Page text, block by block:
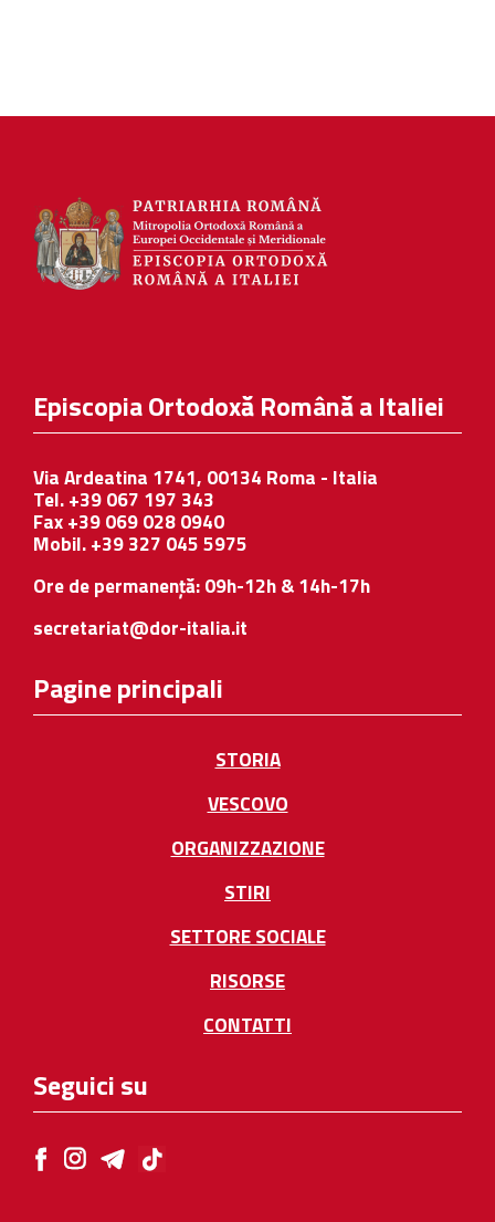
Episcopia Ortodoxă Română a Italiei
Via Ardeatina 1741, 00134 Roma - Italia
Tel. +39 067 197 343
Fax +39 069 028 0940
Mobil. +39 327 045 5975
Ore de permanență: 09h-12h & 14h-17h
secretariat@dor-italia.it
Pagine principali
STORIA
VESCOVO
ORGANIZZAZIONE
STIRI
SETTORE SOCIALE
RISORSE
CONTATTI
Seguici su